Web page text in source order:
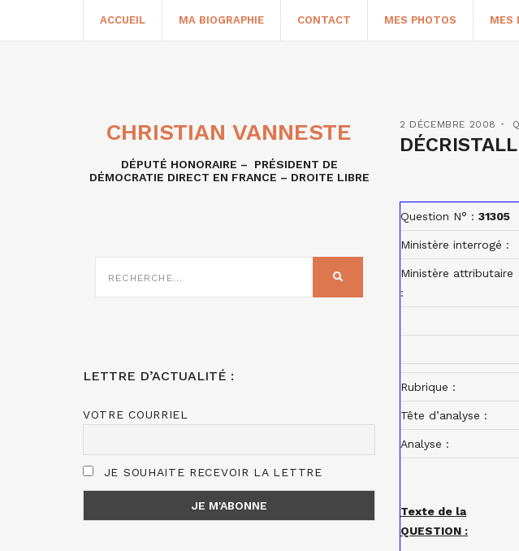
ACCUEIL MA BIOGRAPHIE CONTACT MES PHOTOS MES
2 DÉCEMBRE 2008
Question N° : 31305
Ministère interrogé :
Ministère attributaire
:
Rubrique :
Tête d’analyse :
Analyse :
Texte de la
QUESTION :
CHRISTIAN VANNESTE
DÉPUTÉ HONORAIRE – PRÉSIDENT DE
DÉMOCRATIE DIRECT EN FRANCE – DROITE LIBRE
SUR
RECHERCHER
LETTRE D’ACTUALITÉ :
VOTRE COURRIEL
JE SOUHAITE RECEVOIR LA LETTRE